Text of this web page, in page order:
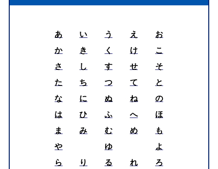
あ い う え
お
か
き く け
こ
さ
し す せ
そ
た
ち つ て
と
な
に ぬ ね
の
は
ひ ふ へ
ほ
ま
み む め
も
や
ゆ
よ
ら
り る れ
ろ